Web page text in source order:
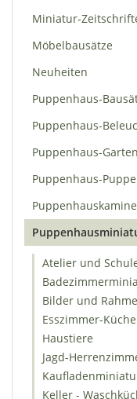
Miniatur-
Möbelbausätze
Neuheiten
Puppenhaus-
Puppenhaus-
Puppenhaus-Garten
Puppenhaus-
Atelier und
Bilder und
Esszimmer-Küche
Haustiere
Jagd-
Keller -